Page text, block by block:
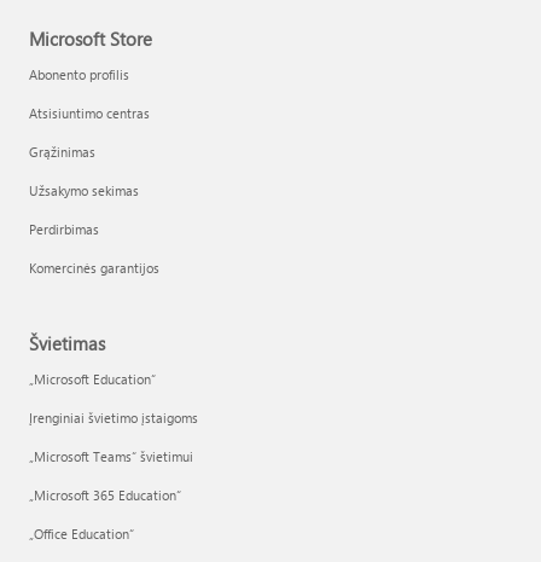
Microsoft Store
Abonento profilis
Atsisiuntimo centras
Grąžinimas
Užsakymo sekimas
Perdirbimas
Komercinės garantijos
Švietimas
„Microsoft Education“
Įrenginiai švietimo įstaigoms
„Microsoft Teams“ švietimui
„Microsoft 365 Education“
„Office Education“